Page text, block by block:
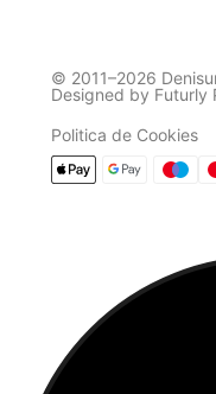
© 2011–2026
Designed by Futurly
Politica de Cookies